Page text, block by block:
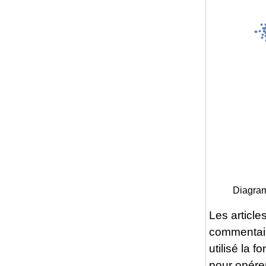
Les
utilisé la